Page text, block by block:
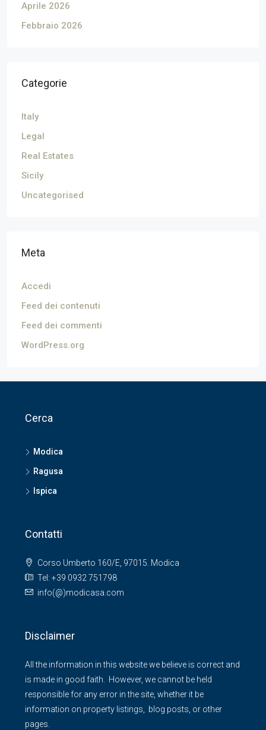
Aprile 2026
Febbraio 2026
Categorie
Italy
Legal
Real Estates
Sicily
Uncategorised
Meta
Accedi
Feed dei contenuti
Feed dei commenti
WordPress.org
Cerca
Modica
Ragusa
Ispica
Contatti
Corso Umberto 160/E, 97015. Modica
Tel: +39 0932 751798
info(@)modicasa.com
Disclaimer
All the information in this website we believe is correct and
is made in good faith. However, we cannot be held
responsible for any error in the site, whether it be
information on property listings, blog posts, or other
pages.